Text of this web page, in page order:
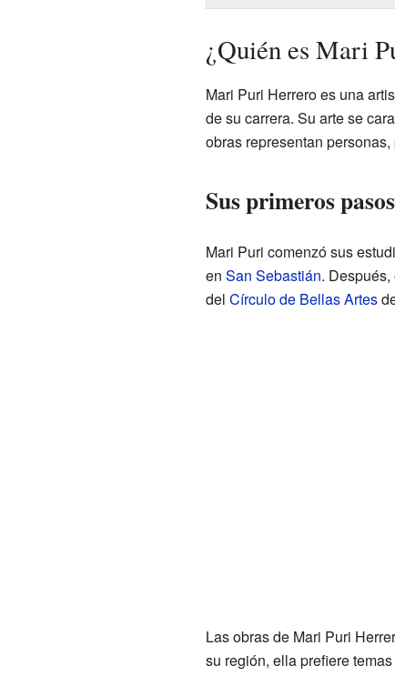
¿Quién es Mari
Mari Puri Herrero es una
de su carrera. Su arte se
obras representan
Sus primeros
Mari Puri comenzó sus
en San Sebastián.
del Círculo de Bellas Artes
Las obras de Mari Puri
su región, ella prefiere